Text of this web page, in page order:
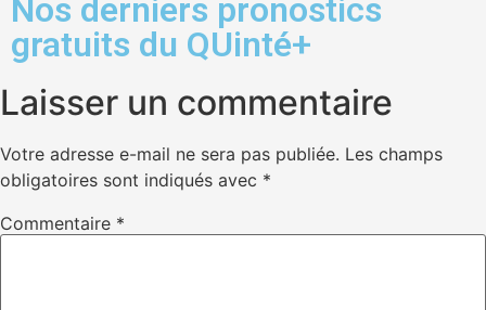
Nos derniers pronostics
gratuits du QUinté+
Laisser un commentaire
Votre adresse e-mail ne sera pas publiée. Les champs
obligatoires sont indiqués avec *
Commentaire *